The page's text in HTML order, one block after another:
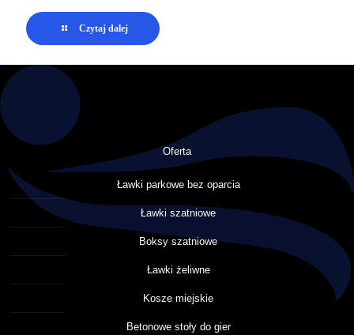
Czytaj dalej
Oferta
Ławki parkowe bez oparcia
Ławki szatniowe
Boksy szatniowe
Ławki żeliwne
Kosze miejskie
Betonowe stoły do gier